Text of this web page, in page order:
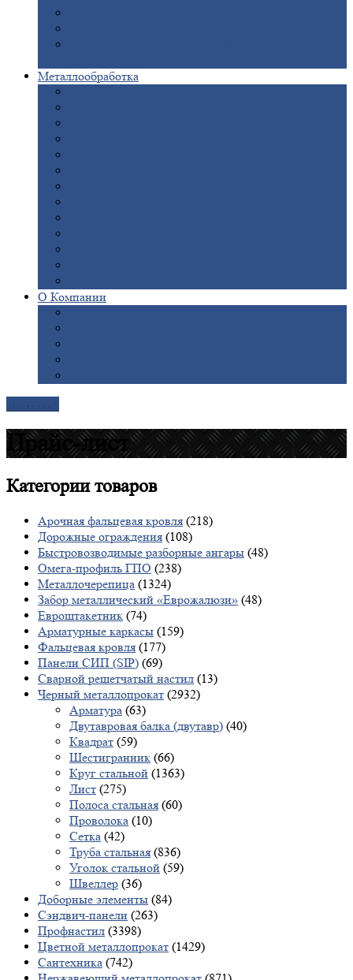
Металлообработка
О Компании
Прайс-лист
Категориитоваров
Арочная фальцевая кровля (218)
Дорожные ограждения (108)
Быстровозводимые разборные ангары (48)
Омега-профиль ГПО (238)
Металлочерепица (1324)
Забор металлический «Еврожалюзи» (48)
Евроштакетник (74)
Арматурные каркасы (159)
Фальцевая кровля (177)
Панели СИП (SIP) (69)
Сварной решетчатый настил (13)
Черный металлопрокат (2932)
Арматура (63)
Двутавровая балка (двутавр) (40)
Квадрат (59)
Шестигранник (66)
Круг стальной (1363)
Лист (275)
Полоса стальная (60)
Проволока (10)
Сетка (42)
Труба стальная (836)
Уголок стальной (59)
Швеллер (36)
Доборные элементы (84)
Сэндвич-панели (263)
Профнастил (3398)
Цветной металлопрокат (1429)
Сантехника (742)